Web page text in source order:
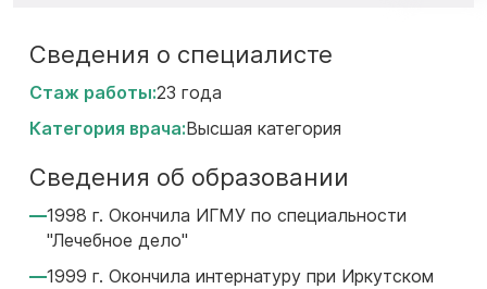
Сведения о специалисте
Стаж работы:23 года
Категория врача:Высшая категория
Сведения об образовании
1998 г. Окончила ИГМУ по специальности
"Лечебное дело"
1999 г. Окончила интернатуру при Иркутском